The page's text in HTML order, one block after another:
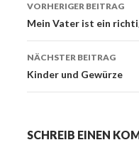
VORHERIGER BEITRAG
Mein Vater ist ein
NÄCHSTER BEITRAG
Kinder und Gewürze
SCHREIB EINEN